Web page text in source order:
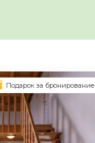
Подарок за бронирование